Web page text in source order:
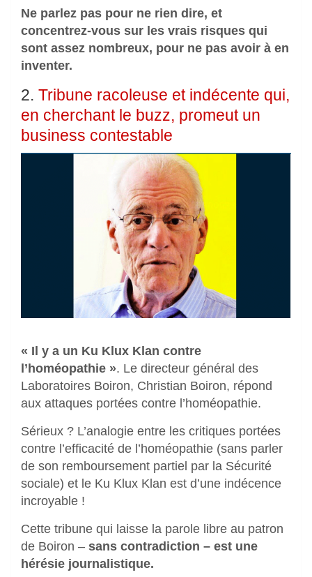
Ne parlez pas pour ne rien dire, et
concentrez-vous sur les vrais risques qui
sont assez nombreux, pour ne pas avoir à en
inventer.
2. Tribune racoleuse et indécente qui,
en cherchant le buzz, promeut un
business contestable
« Il y a un Ku Klux Klan contre
l’homéopathie ». Le directeur général des
Laboratoires Boiron, Christian Boiron, répond
aux attaques portées contre l’homéopathie.
Sérieux ? L’analogie entre les critiques portées
contre l’efficacité de l’homéopathie (sans parler
de son remboursement partiel par la Sécurité
sociale) et le Ku Klux Klan est d’une indécence
incroyable !
Cette tribune qui laisse la parole libre au patron
de Boiron – sans contradiction – est une
hérésie journalistique.